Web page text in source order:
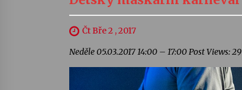
Čt Bře 2 , 2017
Neděle 05.03.2017 14:00 – 17:00 Post Views: 29